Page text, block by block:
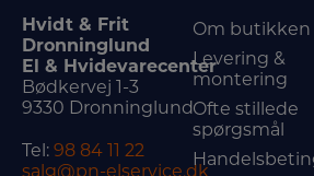
Hvidt & Frit
Dronninglund
El & Hvidevarecenter
Bødkervej 1-3
9330 Dronninglund
Tel: 98 84 11 22
salg@pn-elservice.dk
Om butikken
Levering &
montering
Ofte stillede
spørgsmål